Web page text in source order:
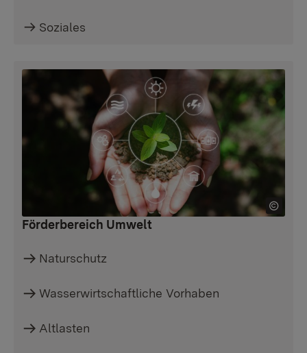
Soziales
Förderbereich Umwelt
Naturschutz
Wasserwirtschaftliche Vorhaben
Altlasten